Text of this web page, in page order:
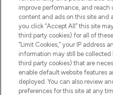
HELP &
OVER
improve performance, and reach
content and ads on this site and
you click “Accept All” this site
third party cookies) for all of
“Limit Cookies,” your IP address
information may still be
third party cookies) that are
enable default website features
deployed. You can also review
preferences for this site at any